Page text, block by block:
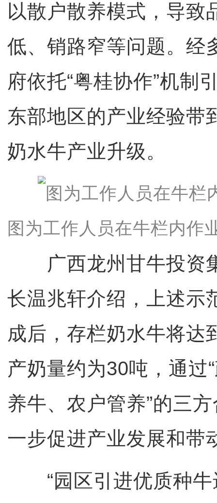
以散户散养模式，导致
低、销路窄等问题。经
府依托“粤桂协作”机制
东部地区的产业经验带
奶水牛产业升级。
图为工作人员在牛栏内作
广西龙州甘牛投资
长温兆轩介绍，上述示
成后，存栏奶水牛将达
产奶量约为30吨，通过
养牛、农户管养”的三
一步促进产业发展和带
“园区引进优质种牛